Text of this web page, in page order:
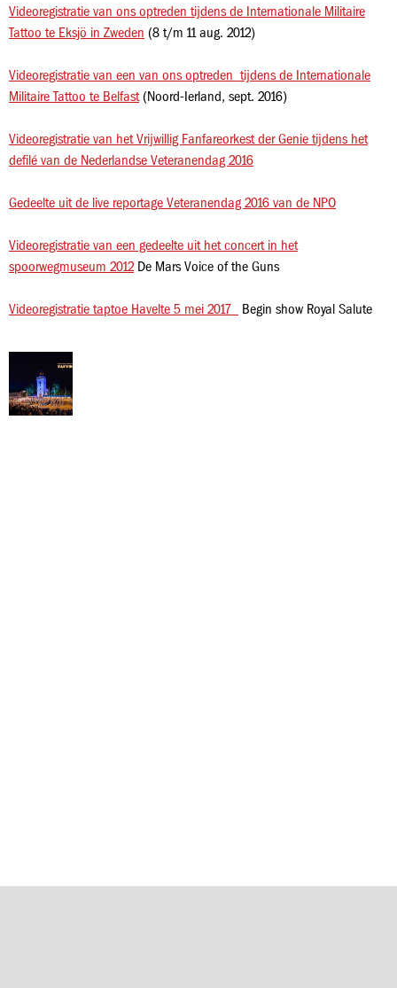
Videoregistratie van ons optreden tijdens de Internationale Militaire
Tattoo te Eksjö in Zweden (8 t/m 11 aug. 2012)
Videoregistratie van een van ons optreden tijdens de Internationale
Militaire Tattoo te Belfast(Noord-Ierland, sept. 2016)
Videoregistratie van het Vrijwillig Fanfareorkest der Genie tijdens het
defilé van de Nederlandse Veteranendag 2016
Gedeelte uit de live reportage Veteranendag 2016 van de NPO
Videoregistratie van een gedeelte uit het concert in het
spoorwegmuseum 2012 De Mars Voice of the Guns
Videoregistratie taptoe Havelte 5 mei 2017 Begin show Royal Salute